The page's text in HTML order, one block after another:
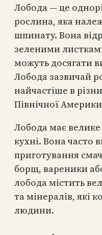
Лобода — це
рослина, яка
шпинату. Вона
зеленими
можуть досягати
Лобода зазвичай
найчастіше в
Північної Америки
Лобода має велике
кухні. Вона часто
приготування
борщ, вареники
лобода містить
та мінералів, які
людини.